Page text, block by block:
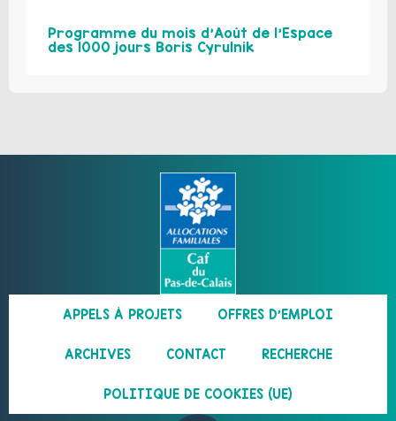
Programme du mois d’Août de l’Espace
des 1000 jours Boris Cyrulnik
APPELS À PROJETS OFFRES D’EMPLOI
ARCHIVES CONTACT RECHERCHE
POLITIQUE DE COOKIES (UE)